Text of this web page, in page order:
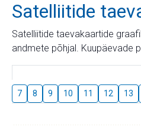
Satelliitide
Satelliitide taevakaartide
andmete põhjal. Kuupäevade
7 8 9 10 11 12 13